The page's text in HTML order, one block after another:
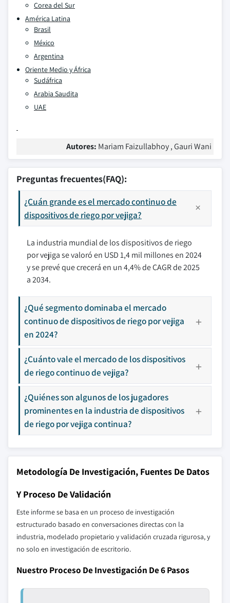
Corea del Sur
América Latina
Brasil
México
Argentina
Oriente Medio y África
Sudáfrica
Arabia Saudita
UAE
Autores: Mariam Faizullabhoy , Gauri Wani
Preguntas frecuentes(FAQ):
¿Cuán grande es el mercado continuo de
dispositivos de riego por vejiga?
La industria mundial de los dispositivos de riego
por vejiga se valoró en USD 1,4 mil millones en 2024
y se prevé que crecerá en un 4,4% de CAGR de 2025
a 2034.
¿Qué segmento dominaba el mercado
continuo de dispositivos de riego por vejiga
en 2024?
¿Cuánto vale el mercado de los dispositivos
de riego continuo de vejiga?
¿Quiénes son algunos de los jugadores
prominentes en la industria de dispositivos
de riego por vejiga continua?
Metodología De Investigación, Fuentes De Datos
Y Proceso De Validación
Este informe se basa en un proceso de investigación
estructurado basado en conversaciones directas con la
industria, modelado propietario y validación cruzada rigurosa, y
no solo en investigación de escritorio.
Nuestro Proceso De Investigación De 6 Pasos